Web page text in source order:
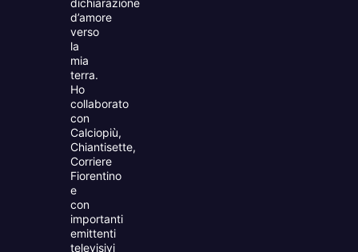
d’amore
verso
la
mia
terra.
Ho
collaborato
con
Calciopiù,
Chiantisette,
Corriere
Fiorentino
e
con
importanti
emittenti
televisivi